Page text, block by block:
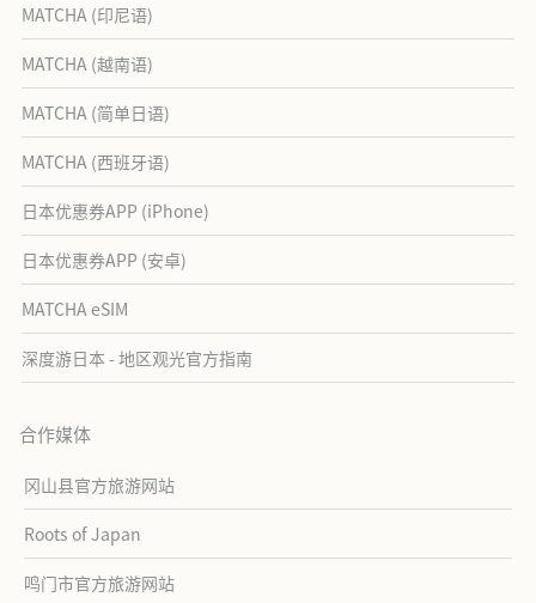
MATCHA (印尼语)
MATCHA (越南语)
MATCHA (简单日语)
MATCHA (西班牙语)
日本优惠券APP (iPhone)
日本优惠券APP (安卓)
MATCHA eSIM
深度游日本 - 地区观光官方指南
合作媒体
冈山县官方旅游网站
Roots of Japan
鸣门市官方旅游网站